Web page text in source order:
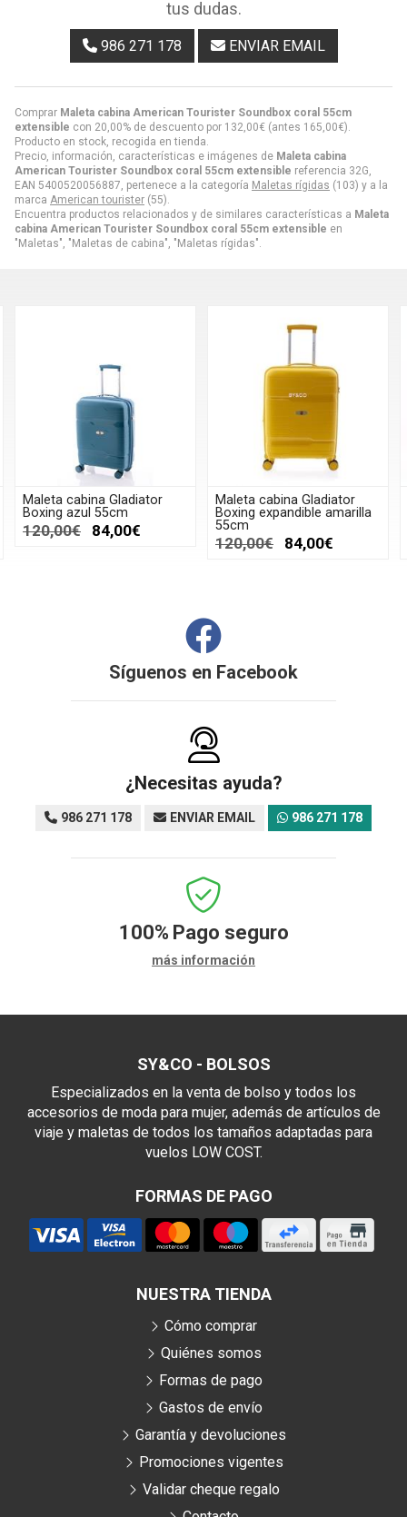
Comprar Maleta cabina American Tourister Soundbox coral 55cm
extensible con 20,00% de descuento por 132,00€ (antes 165,00€).
Producto en stock, recogida en tienda.
Precio, información, características e imágenes de Maleta cabina
American Tourister Soundbox coral 55cm extensible referencia 32G,
EAN 5400520056887, pertenece a la categoría Maletas rígidas (103) y a la
marca American tourister (55).
Encuentra productos relacionados y de similares características a Maleta
cabina American Tourister Soundbox coral 55cm extensible en
"Maletas", "Maletas de cabina", "Maletas rígidas".
tus dudas.
986 271 178 ENVIAR EMAIL
Maleta cabina Gladiator
Boxing azul 55cm
120,00€ 84,00€
Maleta cabina Gladiator
Boxing expandible amarilla
55cm
120,00€ 84,00€
Síguenos en Facebook
¿Necesitas ayuda?
986 271 178 ENVIAR EMAIL 986 271 178
100% Pago seguro
más información
SY&CO - BOLSOS
Especializados en la venta de bolso y todos los
accesorios de moda para mujer, además de artículos de
viaje y maletas de todos los tamaños adaptadas para
vuelos LOW COST.
FORMAS DE PAGO
NUESTRA TIENDA
Cómo comprar
Quiénes somos
Formas de pago
Gastos de envío
Garantía y devoluciones
Promociones vigentes
Validar cheque regalo